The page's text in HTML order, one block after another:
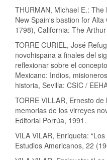
THURMAN, Michael E.:
New Spain's bastion for
1798), California: The
TORRE CURIEL, José
novohispana a finales del
reflexionar sobre el
Mexicano: Indios,
historia, Sevilla: CSIC /
TORRE VILLAR, Ernesto
memorias de los virreyes
Editorial Porrúa, 1991.
VILA VILAR, Enriqueta:
Estudios Americanos, 22